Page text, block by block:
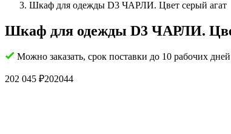
Шкаф для одежды D3 ЧАРЛИ. Цвет серый агат
Шкаф для одежды D3 ЧАРЛИ.
Можно заказать, срок поставки до 10 рабочих дней
202 045 ₽202044